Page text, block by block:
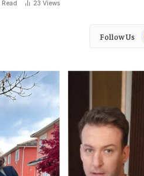
Read 23 Views
Follow Us